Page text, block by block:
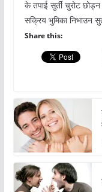
के तपाई सुर्ती चुरोट
सक्रिय भुमिका निभाउन
Share this: